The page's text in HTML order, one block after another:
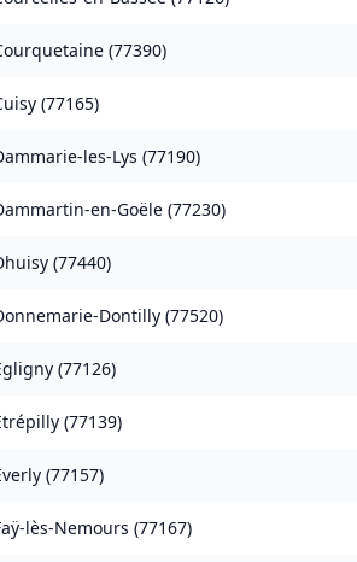
(77390)
(77165)
les-Lys (77190)
en-Goële (77230)
(77440)
Dontilly (77520)
(77126)
(77139)
(77157)
lès-Nemours (77167)